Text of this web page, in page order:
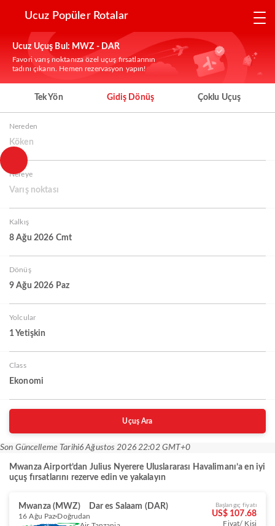
Ucuz Popüler Rotalar
Ucuz Uçuş Bul: MWZ - DAR
Favori varış noktanıza özel uçuş fırsatlarının
tadını çıkarın. Hemen rezervasyon yapın!
Tek Yön Gidiş Dönüş Çoklu Uçuş
Nereden
Köken
Nereye
Varış noktası
Kalkış
8 Ağu 2026 Cmt
Dönüş
9 Ağu 2026 Paz
Yolcular
1 Yetişkin
Class
Ekonomi
Uçuş Ara
Son Güncelleme Tarihi6 Ağustos 2026 22:02 GMT+0
Mwanza Airport’dan Julius Nyerere Uluslararası Havalimanı’a en iyi
uçuş fırsatlarını rezerve edin ve yakalayın
Mwanza (MWZ) Dar es Salaam (DAR)
16 Ağu Paz Doğrudan
Başlangıç fiyatı
US$ 107.68
Fiyat/ Kişi